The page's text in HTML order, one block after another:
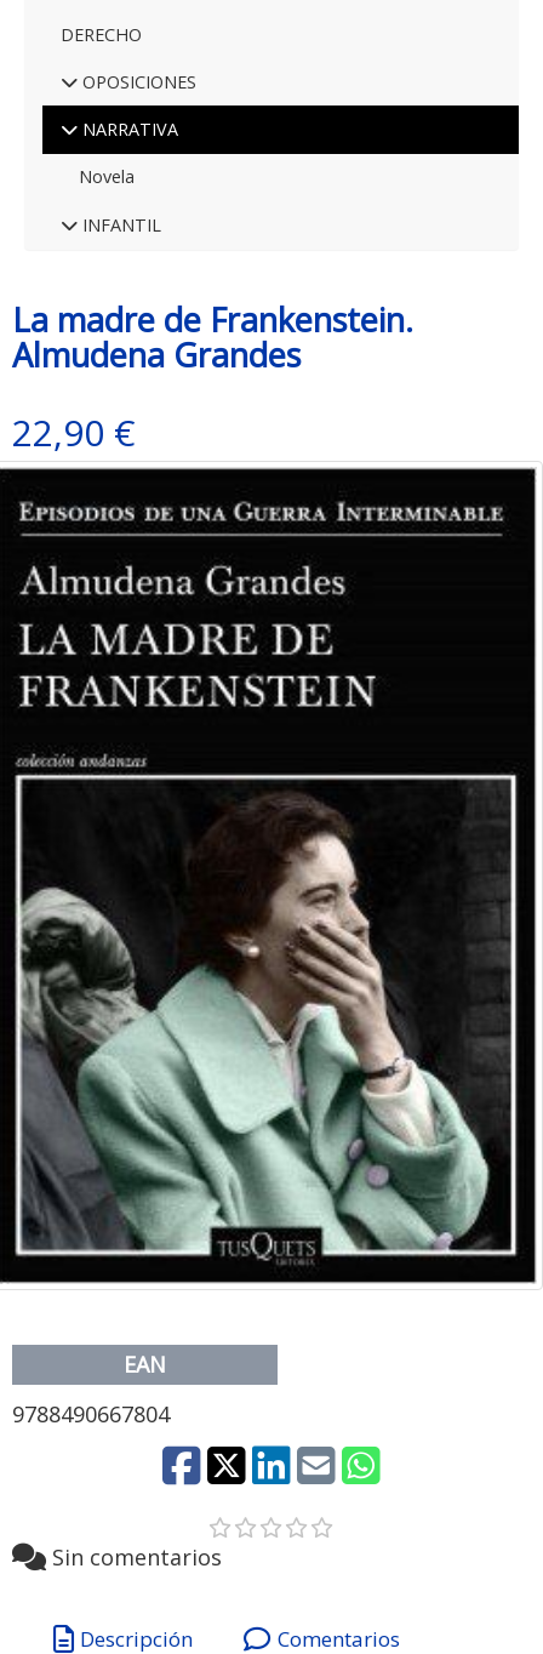
DERECHO
OPOSICIONES
NARRATIVA
Novela
INFANTIL
La madre de Frankenstein.
Almudena Grandes
22,90 €
EAN
9788490667804
Sin comentarios
Descripción Comentarios